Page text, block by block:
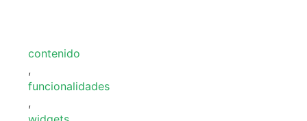
contenido
,
funcionalidades
,